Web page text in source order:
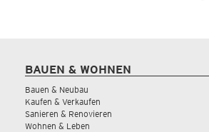
BAUEN & WOHNEN
Bauen & Neubau
Kaufen & Verkaufen
Sanieren & Renovieren
Wohnen & Leben